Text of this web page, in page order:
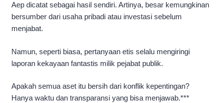
Aep dicatat sebagai hasil sendiri. Artinya, besar kemungkinan
bersumber dari usaha pribadi atau investasi sebelum
menjabat.
Namun, seperti biasa, pertanyaan etis selalu mengiringi
laporan kekayaan fantastis milik pejabat publik.
Apakah semua aset itu bersih dari konflik kepentingan?
Hanya waktu dan transparansi yang bisa menjawab.***